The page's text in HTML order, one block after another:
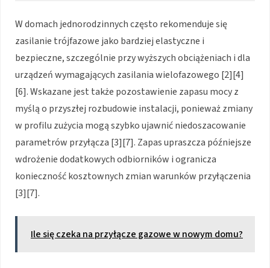
W domach jednorodzinnych często rekomenduje się
zasilanie trójfazowe jako bardziej elastyczne i
bezpieczne, szczególnie przy wyższych obciążeniach i dla
urządzeń wymagających zasilania wielofazowego [2][4]
[6]. Wskazane jest także pozostawienie zapasu mocy z
myślą o przyszłej rozbudowie instalacji, ponieważ zmiany
w profilu zużycia mogą szybko ujawnić niedoszacowanie
parametrów przyłącza [3][7]. Zapas upraszcza późniejsze
wdrożenie dodatkowych odbiorników i ogranicza
konieczność kosztownych zmian warunków przyłączenia
[3][7].
Ile się czeka na przyłącze gazowe w nowym domu?